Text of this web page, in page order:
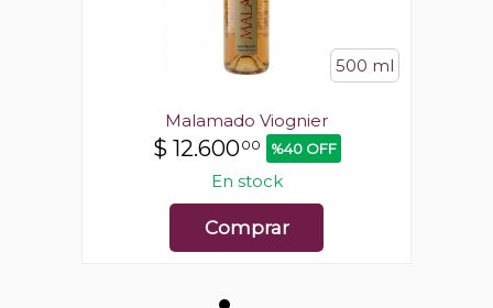
500 ml
Malamado Viognier
$ 12.60000 %40 OFF
En stock
Comprar